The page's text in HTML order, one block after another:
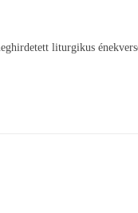
liturgikus